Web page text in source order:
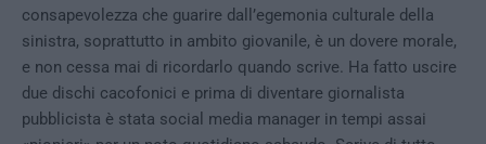
consapevolezza che guarire dall’egemonia culturale della
sinistra, soprattutto in ambito giovanile, è un dovere morale,
e non cessa mai di ricordarlo quando scrive. Ha fatto uscire
due dischi cacofonici e prima di diventare giornalista
pubblicista è stata social media manager in tempi assai